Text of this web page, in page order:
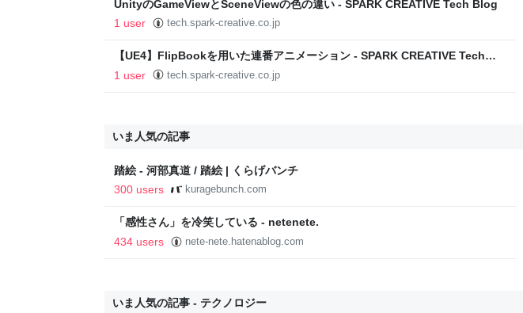
UnityのGameViewとSceneViewの色の違い - SPARK CREATIVE Tech Blog
1 user
tech.spark-creative.co.jp
【UE4】FlipBookを用いた連番アニメーション - SPARK CREATIVE Tech
Blog
1 user tech.spark-creative.co.jp
いま人気の記事
踏絵 - 河部真道 / 踏絵 | くらげバンチ
300 users
kuragebunch.com
「感性さん」を冷笑している - netenete.
434 users
nete-nete.hatenablog.com
いま人気の記事 - テクノロジー